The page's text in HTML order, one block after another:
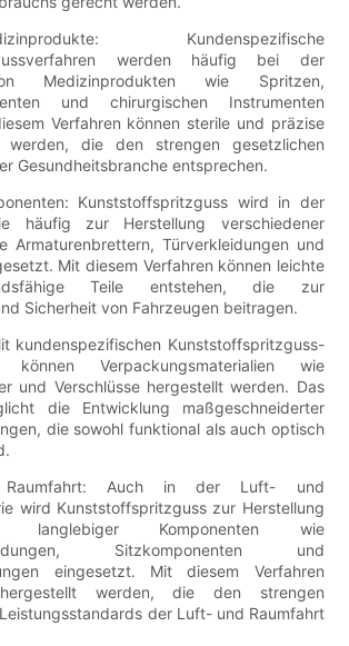
Kundenspezifische
werden häufig bei der
Medizinprodukten wie Spritzen,
und chirurgischen Instrumenten
Verfahren können sterile und präzise
werden, die den strengen gesetzlichen
Gesundheitsbranche entsprechen.
Kunststoffspritzguss wird in der
häufig zur Herstellung verschiedener
Armaturenbrettern, Türverkleidungen und
Mit diesem Verfahren können leichte
Teile entstehen, die zur
Sicherheit von Fahrzeugen beitragen.
kundenspezifischen Kunststoffspritzguss-
können Verpackungsmaterialien wie
und Verschlüsse hergestellt werden. Das
die Entwicklung maßgeschneiderter
die sowohl funktional als auch optisch
Auch in der Luft- und
wird Kunststoffspritzguss zur Herstellung
langlebiger Komponenten wie
Sitzkomponenten und
eingesetzt. Mit diesem Verfahren
werden, die den strengen
der Luft- und Raumfahrt